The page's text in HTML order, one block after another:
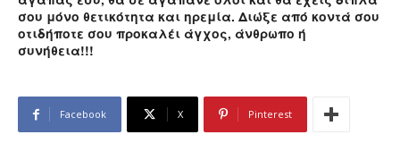
σου μόνο θετικότητα και ηρεμία. Διώξε από κοντά σου
οτιδήποτε σου προκαλέι άγχος, άνθρωπο ή
συνήθεια!!!
Facebook X Pinterest